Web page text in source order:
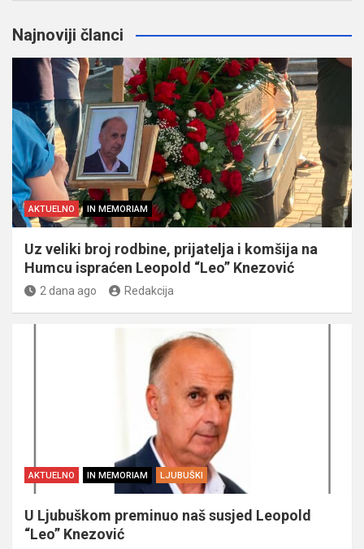
Najnoviji članci
AKTUELNO IN MEMORIAM
Uz veliki broj rodbine, prijatelja i komšija na
Humcu ispraćen Leopold “Leo” Knezović
2 dana ago Redakcija
AKTUELNO IN MEMORIAM LJUBUŠKI
U Ljubuškom preminuo naš susjed Leopold
“Leo” Knezović